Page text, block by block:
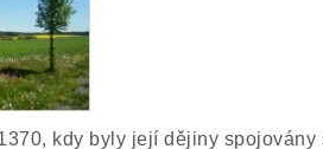
kdy byly její dějiny spojovány